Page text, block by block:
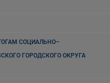
СОЦИАЛЬНО–
ГОРОДСКОГО ОКРУГА